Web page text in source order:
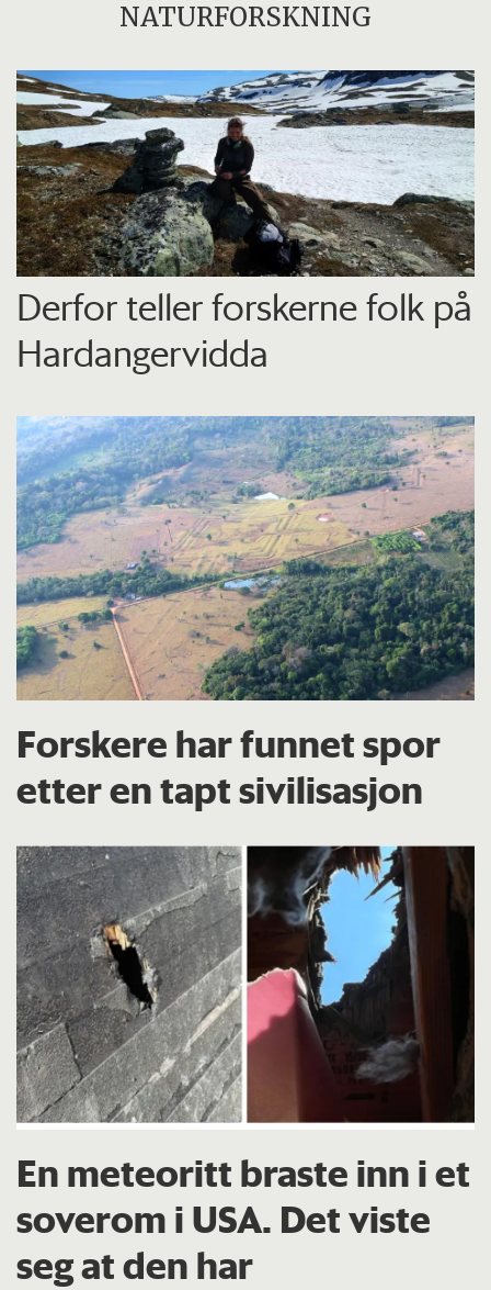
NATURFORSKNING
Derfor teller forskerne folk på
Hardangervidda
Forskere har funnet spor
etter en tapt sivilisasjon
En meteoritt braste inn i et
soverom i USA. Det viste
seg at den har